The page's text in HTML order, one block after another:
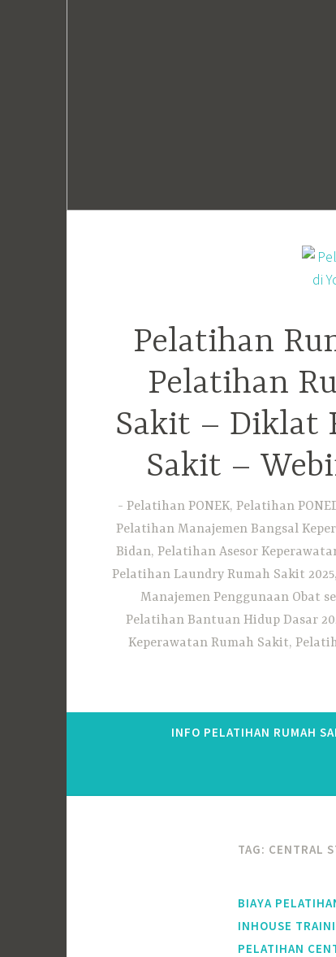
Pelatihan
Pelatihan
Sakit – Diklat
Sakit –
Pelatihan PONEK, Pelatihan
Pelatihan Manajemen Bangsal
Bidan, Pelatihan Asesor
Pelatihan Laundry Rumah Sakit
Manajemen Penggunaan Obat
Pelatihan Bantuan Hidup Dasar
Keperawatan Rumah Sakit,
INFO PELATIHAN RUMAH
TAG: CENTRAL
BIAYA
INHOUSE
PELATIHAN